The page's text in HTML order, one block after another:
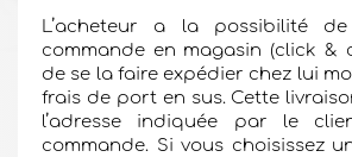
L’acheteur a la possibilité
commande en magasin (click &
de se la faire expédier chez lui
frais de port en sus. Cette
l’adresse indiquée par le
commande. Si vous choisissez